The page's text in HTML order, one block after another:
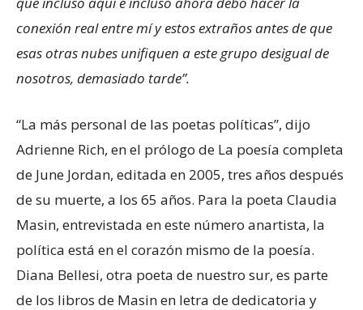
conexión real entre mí y estos extraños antes de que
esas otras nubes unifiquen a este grupo desigual de
nosotros, demasiado tarde”.
“La más personal de las poetas políticas”, dijo
Adrienne Rich, en el prólogo de La poesía completa
de June Jordan, editada en 2005, tres años después
de su muerte, a los 65 años. Para la poeta Claudia
Masin, entrevistada en este número anartista, la
política está en el corazón mismo de la poesía.
Diana Bellesi, otra poeta de nuestro sur, es parte
de los libros de Masin en letra de dedicatoria y